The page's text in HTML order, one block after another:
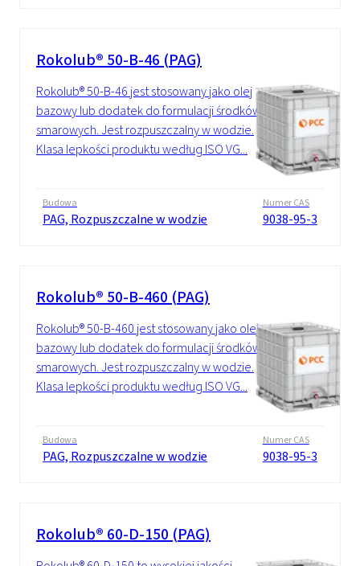
Rokolub® 50-B-46 (PAG)
Rokolub® 50-B-46 jest stosowany jako olej
bazowy lub dodatek do formulacji środków
smarowych. Jest rozpuszczalny w wodzie.
Klasa lepkości produktu według ISO VG...
Budowa
PAG, Rozpuszczalne w wodzie
Numer CAS
9038-95-3
Rokolub® 50-B-460 (PAG)
Rokolub® 50-B-460 jest stosowany jako olej
bazowy lub dodatek do formulacji środków
smarowych. Jest rozpuszczalny w wodzie.
Klasa lepkości produktu według ISO VG...
Budowa
PAG, Rozpuszczalne w wodzie
Numer CAS
9038-95-3
Rokolub® 60-D-150 (PAG)